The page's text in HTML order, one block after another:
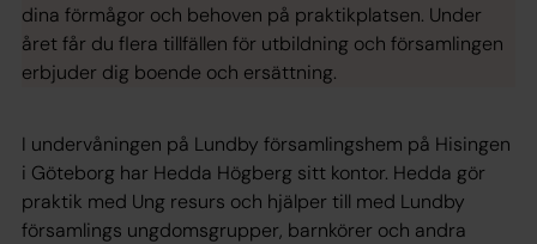
dina förmågor och behoven på praktikplatsen. Under
året får du flera tillfällen för utbildning och församlingen
erbjuder dig boende och ersättning.
I undervåningen på Lundby församlingshem på Hisingen
i Göteborg har Hedda Högberg sitt kontor. Hedda gör
praktik med Ung resurs och hjälper till med Lundby
församlings ungdomsgrupper, barnkörer och andra